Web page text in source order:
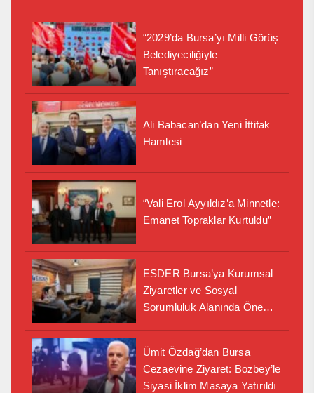
“2029’da Bursa’yı Milli Görüş
Belediyeciliğiyle
Tanıştıracağız”
Ali Babacan’dan Yeni İttifak
Hamlesi
“Vali Erol Ayyıldız’a Minnetle:
Emanet Topraklar Kurtuldu”
ESDER Bursa’ya Kurumsal
Ziyaretler ve Sosyal
Sorumluluk Alanında Önemli
Ümit Özdağ’dan Bursa
Cezaevine Ziyaret: Bozbey’le
Siyasi İklim Masaya Yatırıldı